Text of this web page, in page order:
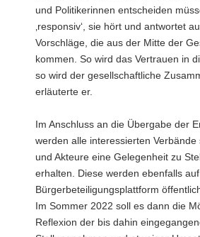
und Politikerinnen entscheiden
‚responsiv‘, sie hört und antwortet
Vorschläge, die aus der Mitte der
kommen. So wird das Vertrauen in
so wird der gesellschaftliche
erläuterte er.
Im Anschluss an die Übergabe der
werden alle interessierten Verbände
und Akteure eine Gelegenheit zu
erhalten. Diese werden ebenfalls
Bürgerbeteiligungsplattform
Im Sommer 2022 soll es dann die
Reflexion der bis dahin